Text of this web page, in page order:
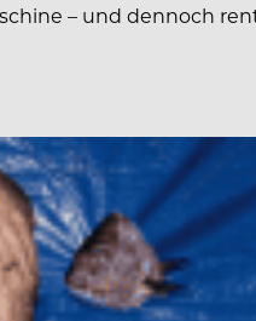
– und dennoch